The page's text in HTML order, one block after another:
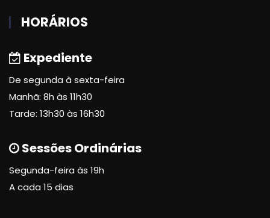
HORÁRIOS
Expediente
De segunda à sexta-feira
Manhã: 8h às 11h30
Tarde: 13h30 às 16h30
Sessões Ordinárias
Segunda-feira às 19h
A cada 15 dias